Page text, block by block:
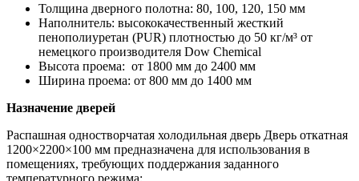
Толщина дверного полотна: 80, 100, 120, 150 мм
Наполнитель: высококачественный жесткий
пенополиуретан (PUR) плотностью до 50 кг/м³ от
немецкого производителя Dow Chemiсal
Высота проема: от 1800 мм до 2400 мм
Ширина проема: от 800 мм до 1400 мм
Назначение дверей
Распашная одностворчатая холодильная дверь Дверь откатная
1200×2200×100 мм предназначена для использования в
помещениях, требующих поддержания заданного
температурного режима: